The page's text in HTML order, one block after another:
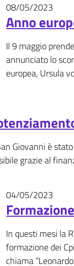
08/05/2023
Anno
Il 9 maggio
annunciato lo
europea, Ursula
Giovanni è
grazie al
04/05/2023
In questi mesi la
formazione dei
chiama